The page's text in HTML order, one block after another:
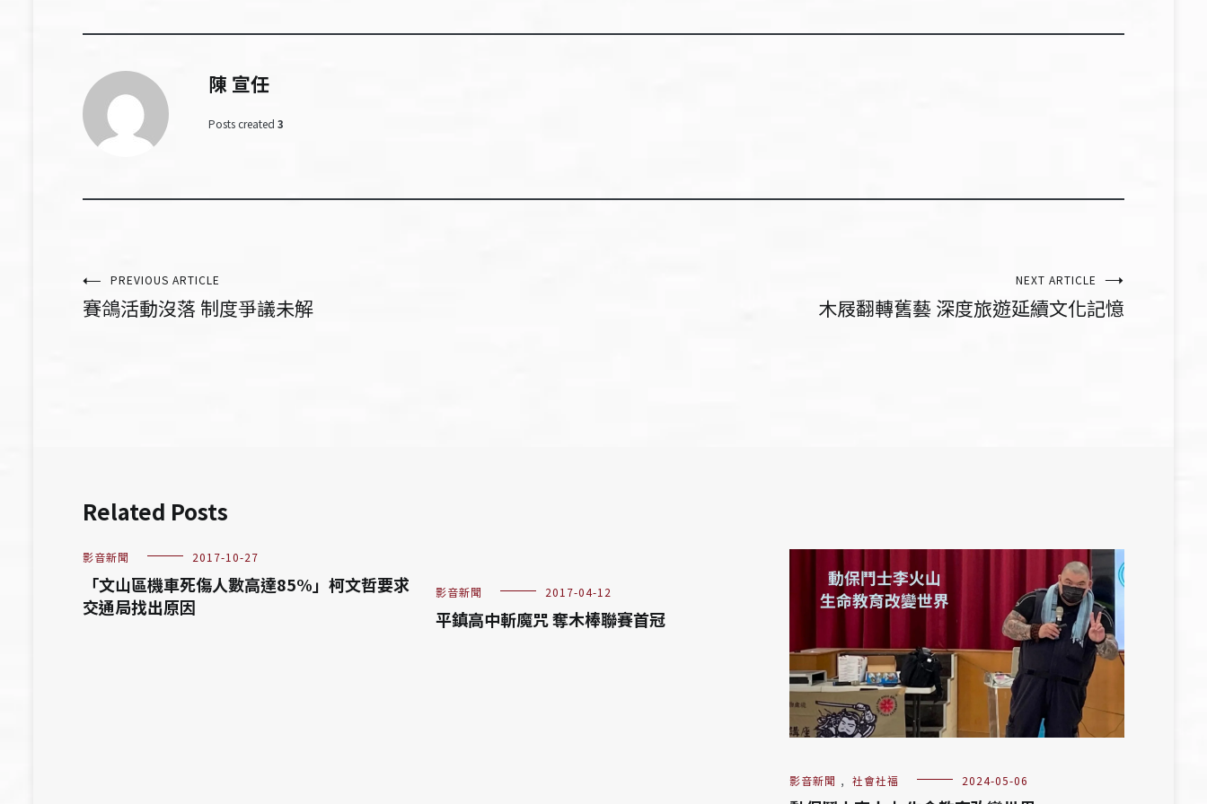
陳 宣任
Posts created 3
文PREVIOUS ARTICLE
賽鴿活動沒落 制度爭議未解
NEXT ARTICLE
木屐翻轉舊藝 深度旅遊延續文化記憶
Related Posts
影音新聞 2017-10-27
「文山區機車死傷人數高達85%」柯文哲要求
交通局找出原因
影音新聞 2017-04-12
平鎮高中斬魔咒 奪木棒聯賽首冠
影音新聞 , 社會社福 2024-05-06